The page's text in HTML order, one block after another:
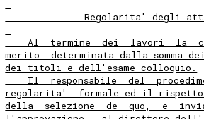
Regolarita' degli
Al  termine  dei  lavori  la
merito  determinata dalla somma
dei titoli e dell'esame colloquio.
Il  responsabile  del
regolarita'  formale ed il
della  selezione  de  quo,  e